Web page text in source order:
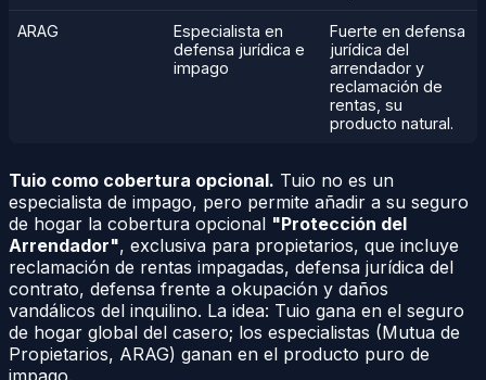
ARAG
Especialista en
defensa jurídica e
impago
Fuerte en defensa
jurídica del
arrendador y
reclamación de
rentas, su
producto natural.
Tuio como cobertura opcional. Tuio no es un
especialista de impago, pero permite añadir a su seguro
de hogar la cobertura opcional "Protección del
Arrendador", exclusiva para propietarios, que incluye
reclamación de rentas impagadas, defensa jurídica del
contrato, defensa frente a okupación y daños
vandálicos del inquilino. La idea: Tuio gana en el seguro
de hogar global del casero; los especialistas (Mutua de
Propietarios, ARAG) ganan en el producto puro de
impago.